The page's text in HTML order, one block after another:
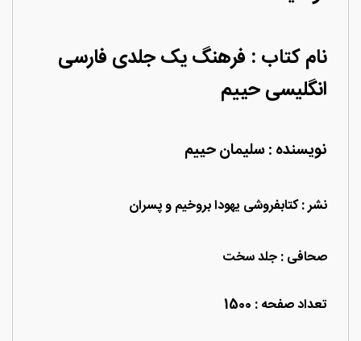
نام کتاب : فرهنگ یک جلدی فارسی
انگلیسی حییم
نویسنده : سلیمان حییم
نشر : کتابفروشی یهودا بروخیم و پسران
صحافی : جلد سخت
تعداد صفحه : 1500